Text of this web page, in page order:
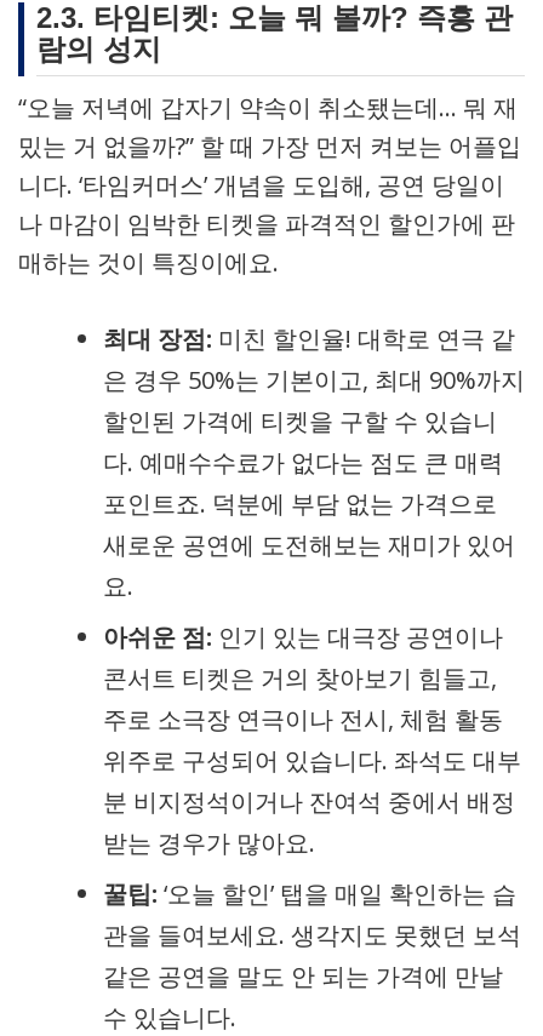
2.3. 타임티켓: 오늘 뭐 볼까? 즉흥 관
람의 성지
“오늘 저녁에 갑자기 약속이 취소됐는데… 뭐 재
밌는 거 없을까?” 할 때 가장 먼저 켜보는 어플입
니다. ‘타임커머스’ 개념을 도입해, 공연 당일이
나 마감이 임박한 티켓을 파격적인 할인가에 판
매하는 것이 특징이에요.
최대 장점: 미친 할인율! 대학로 연극 같
은 경우 50%는 기본이고, 최대 90%까지
할인된 가격에 티켓을 구할 수 있습니
다. 예매수수료가 없다는 점도 큰 매력
포인트죠. 덕분에 부담 없는 가격으로
새로운 공연에 도전해보는 재미가 있어
요.
아쉬운 점: 인기 있는 대극장 공연이나
콘서트 티켓은 거의 찾아보기 힘들고,
주로 소극장 연극이나 전시, 체험 활동
위주로 구성되어 있습니다. 좌석도 대부
분 비지정석이거나 잔여석 중에서 배정
받는 경우가 많아요.
꿀팁: ‘오늘 할인’ 탭을 매일 확인하는 습
관을 들여보세요. 생각지도 못했던 보석
같은 공연을 말도 안 되는 가격에 만날
수 있습니다.